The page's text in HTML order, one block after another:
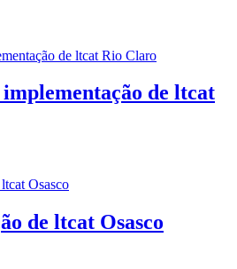
de ltcat
de ltcat Osasco